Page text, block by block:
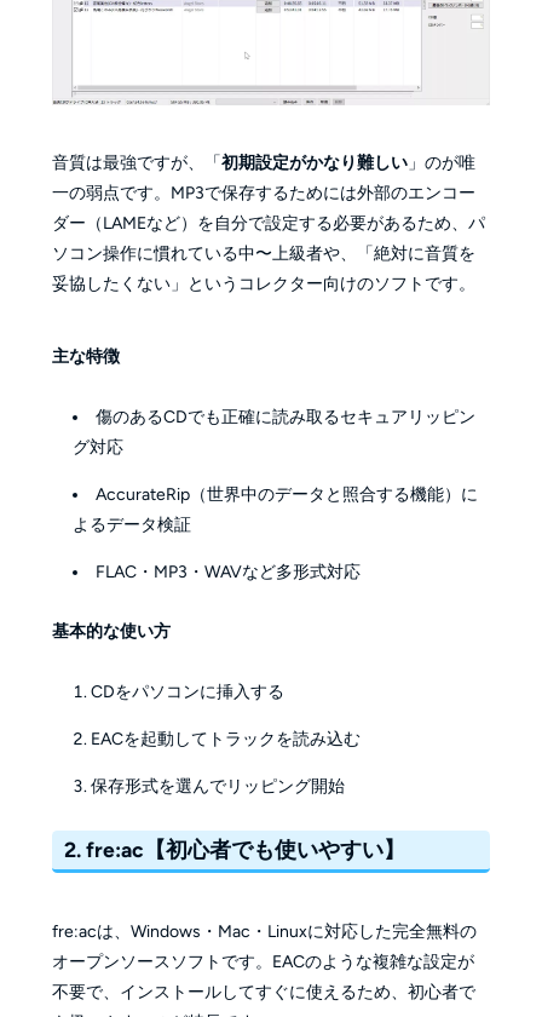
音質は最強ですが、「初期設定がかなり難しい」のが唯
一の弱点です。MP3で保存するためには外部のエンコー
ダー（LAMEなど）を自分で設定する必要があるため、パ
ソコン操作に慣れている中〜上級者や、「絶対に音質を
妥協したくない」というコレクター向けのソフトです。
主な特徴
傷のあるCDでも正確に読み取るセキュアリッピン
グ対応
AccurateRip（世界中のデータと照合する機能）に
よるデータ検証
FLAC・MP3・WAVなど多形式対応
基本的な使い方
CDをパソコンに挿入する
EACを起動してトラックを読み込む
保存形式を選んでリッピング開始
2. fre:ac【初心者でも使いやすい】
fre:acは、Windows・Mac・Linuxに対応した完全無料の
オープンソースソフトです。EACのような複雑な設定が
不要で、インストールしてすぐに使えるため、初心者で